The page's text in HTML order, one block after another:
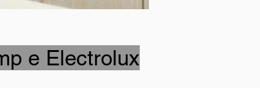
e Electrolux